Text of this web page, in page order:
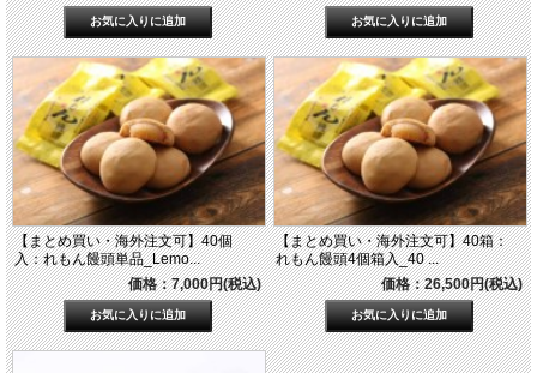
【まとめ買い・海外注文可】40個
入：れもん饅頭単品_Lemo...
価格：7,000円(税込)
【まとめ買い・海外注文可】40箱：
れもん饅頭4個箱入_40 ...
価格：26,500円(税込)